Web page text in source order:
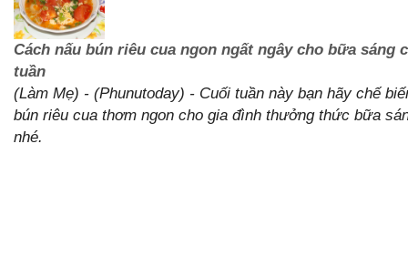
Cách nấu bún riêu cua ngon ngất ngây cho bữa sáng
tuần
(Làm Mẹ) - (Phunutoday) - Cuối tuần này bạn hãy chế
bún riêu cua thơm ngon cho gia đình thưởng thức bữa
nhé.